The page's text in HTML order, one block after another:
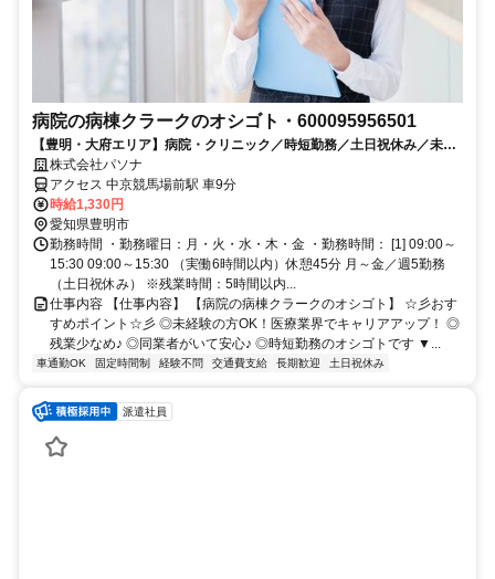
病院の病棟クラークのオシゴト・600095956501
【豊明・大府エリア】病院・クリニック／時短勤務／土日祝休み／未経
験OKのお仕事です
株式会社パソナ
アクセス 中京競馬場前駅 車9分
時給1,330円
愛知県豊明市
勤務時間 ・勤務曜日：月・火・水・木・金 ・勤務時間： [1] 09:00～
15:30 09:00～15:30 （実働6時間以内）休憩45分 月～金／週5勤務
（土日祝休み） ※残業時間：5時間以内...
仕事内容 【仕事内容】 【病院の病棟クラークのオシゴト】 ☆彡おす
すめポイント☆彡 ◎未経験の方OK！医療業界でキャリアアップ！ ◎
残業少なめ♪ ◎同業者がいて安心♪ ◎時短勤務のオシゴトです ▼...
車通勤OK 固定時間制 経験不問 交通費支給 長期歓迎 土日祝休み
派遣社員